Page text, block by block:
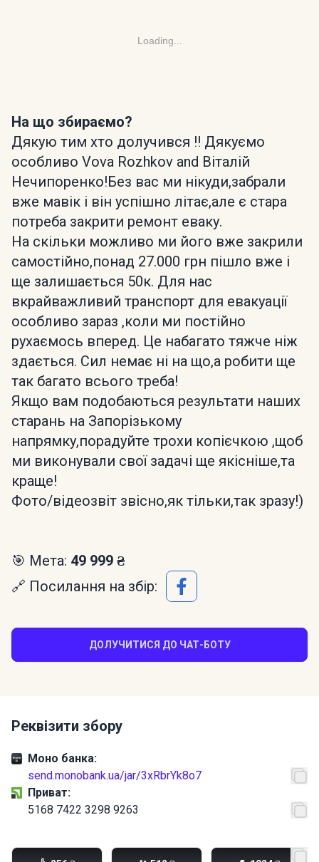
Loading...
На що збираємо?
Дякую тим хто долучився !! Дякуємо
особливо Vova Rozhkov and Віталій
Нечипоренко!Без вас ми нікуди,забрали
вже мавік і він успішно літає,але є стара
потреба закрити ремонт еваку.
На скільки можливо ми його вже закрили
самостійно,понад 27.000 грн пішло вже і
ще залишається 50к. Для нас
вкрайважливий транспорт для евакуації
особливо зараз ,коли ми постійно
рухаємось вперед. Це набагато тяжче ніж
здається. Сил немає ні на що,а робити ще
так багато всього треба!
Якщо вам подобаються результати наших
старань на Запорізькому
напрямку,порадуйте трохи копієчкою ,щоб
ми виконували свої задачі ще якісніше,та
краще!
Фото/відеозвіт звісно,як тільки,так зразу!)
🎯 Мета: 49 999 ₴
🔗 Посилання на збір:
ДОЛУЧИТИСЯ ДО ЧАТ-БОТУ
Реквізити збору
Моно банка:
send.monobank.ua/jar/3xRbrYk8o7
Приват:
5168 7422 3298 9263
vilk86@icloud.com